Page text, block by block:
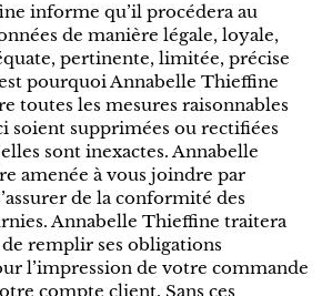
informe qu’il procédera au
de manière légale, loyale,
pertinente, limitée, précise
pourquoi Annabelle Thieffine
toutes les mesures raisonnables
soient supprimées ou rectifiées
sont inexactes. Annabelle
amenée à vous joindre par
de la conformité des
Annabelle Thieffine traitera
remplir ses obligations
l’impression de votre commande
compte client. Sans ces